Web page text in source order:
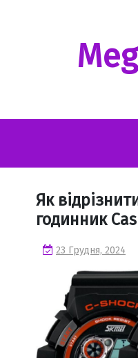
Як
годинник
23 Грудня, 2024